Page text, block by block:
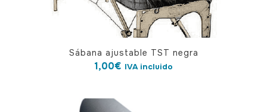
Sábana ajustable TST negra
1,00€ IVA incluido